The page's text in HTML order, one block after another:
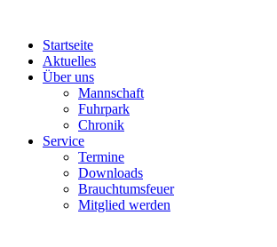
wechselnStartseite
Aktuelles
Über uns
Mannschaft
Fuhrpark
Chronik
Service
Termine
Downloads
Brauchtumsfeuer
Mitglied werden